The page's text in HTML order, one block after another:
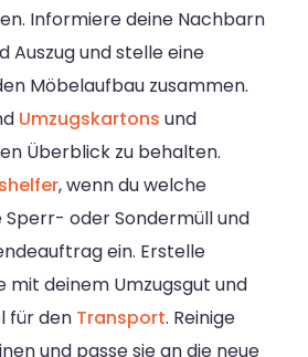
Informiere deine Nachbarn
Auszug und stelle eine
Möbelaufbau zusammen.
Umzugskartons und
Überblick zu behalten.
, wenn du welche
oder Sondermüll und
ein. Erstelle
mit deinem Umzugsgut und
für den Transport. Reinige
und passe sie an die neue